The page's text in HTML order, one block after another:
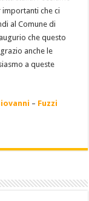
che ci
al Comune di
che questo
anche le
a queste
– Fuzzi